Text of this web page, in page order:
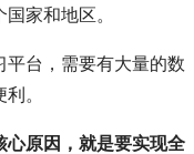
家和地区。
平台，需要有大量的数
利。
心原因，就是要实现全